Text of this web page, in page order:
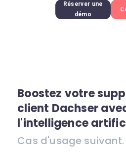
Réserver une
démo
Boostez votre
client Dachser
l'intelligence
Cas d'usage suivant.